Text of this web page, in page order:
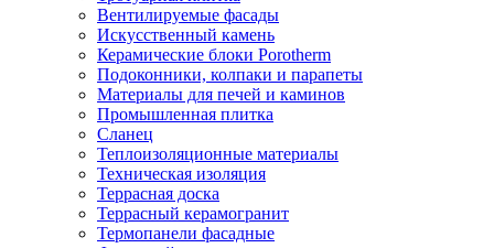
Вентилируемые фасады
Искусственный камень
Керамические блоки Porotherm
Подоконники, колпаки и парапеты
Материалы для печей и каминов
Промышленная плитка
Сланец
Теплоизоляционные материалы
Техническая изоляция
Террасная доска
Террасный керамогранит
Термопанели фасадные